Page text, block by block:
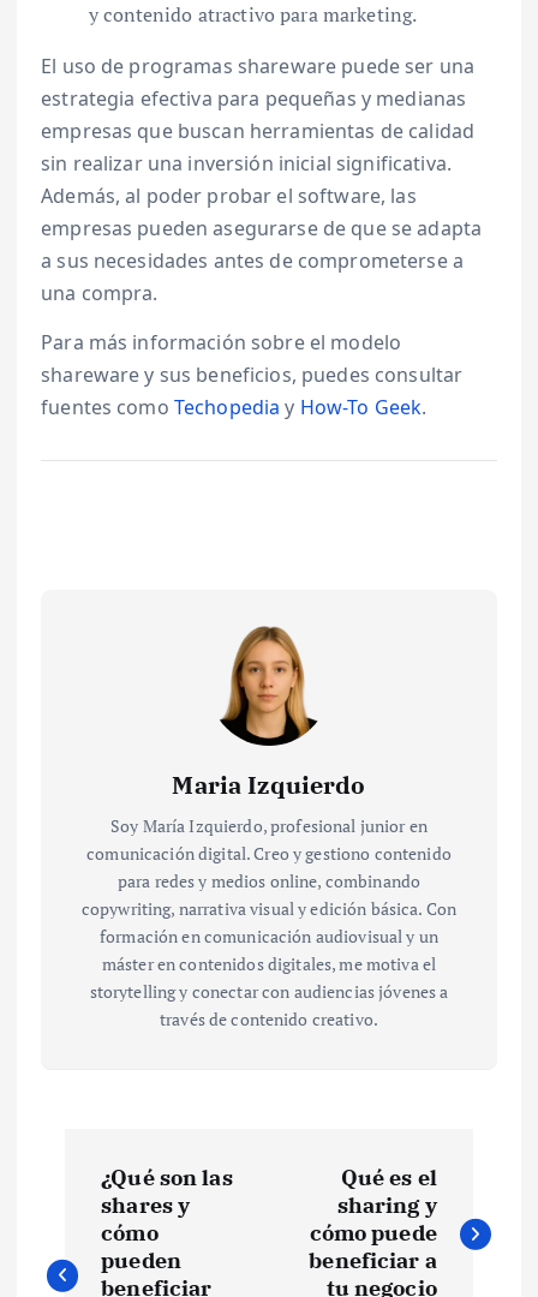
y contenido atractivo para marketing.
El uso de programas shareware puede ser una
estrategia efectiva para pequeñas y medianas
empresas que buscan herramientas de calidad
sin realizar una inversión inicial significativa.
Además, al poder probar el software, las
empresas pueden asegurarse de que se adapta
a sus necesidades antes de comprometerse a
una compra.
Para más información sobre el modelo
shareware y sus beneficios, puedes consultar
fuentes como Techopedia y How-To Geek.
Maria Izquierdo
Soy María Izquierdo, profesional junior en
comunicación digital. Creo y gestiono contenido
para redes y medios online, combinando
copywriting, narrativa visual y edición básica. Con
formación en comunicación audiovisual y un
máster en contenidos digitales, me motiva el
storytelling y conectar con audiencias jóvenes a
través de contenido creativo.
v
¿Qué son las
shares y
cómo
pueden
beneficiar
Qué es el
sharing y
cómo puede
beneficiar a
tu negocio